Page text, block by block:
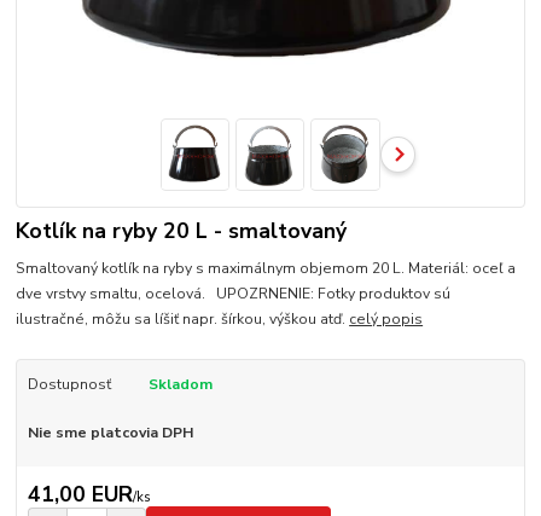
Kotlík na ryby 20 L - smaltovaný
Smaltovaný kotlík na ryby s maximálnym objemom 20 L. Materiál: oceľ a
dve vrstvy smaltu, ocelová. UPOZRNENIE: Fotky produktov sú
ilustračné, môžu sa líšiť napr. šírkou, výškou atď. celý popis
Dostupnosť Skladom
Nie sme platcovia DPH
41,00 EUR/ks